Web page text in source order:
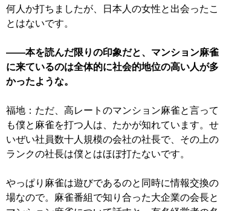
何人か打ちましたが、日本人の女性と出会ったこ
とはないです。
——本を読んだ限りの印象だと、マンション麻雀
に来ているのは全体的に社会的地位の高い人が多
かったような。
福地：ただ、高レートのマンション麻雀と言って
も僕と麻雀を打つ人は、たかが知れています。せ
いぜい社員数十人規模の会社の社長で、その上の
ランクの社長は僕とはほぼ打たないです。
やっぱり麻雀は遊びであるのと同時に情報交換の
場なので。麻雀番組で知り合った大企業の会長と